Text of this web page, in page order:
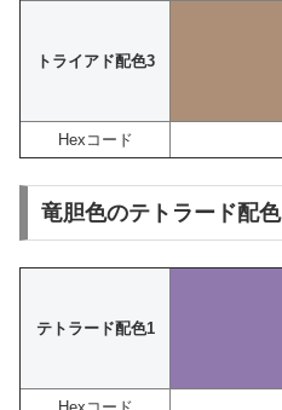
トライアド配色3
Hexコード
竜胆色のテトラード配色
テトラード配色1